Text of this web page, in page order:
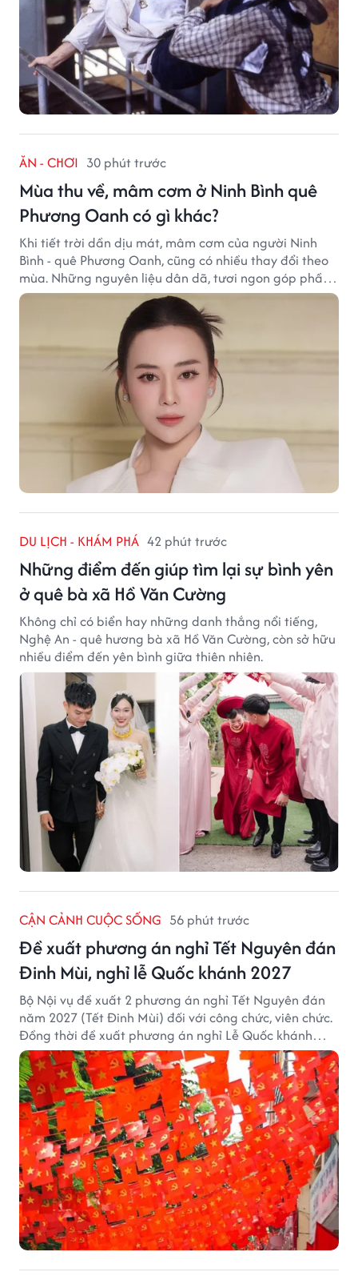
ĂN - CHƠI 30 phút trước
Mùa thu về, mâm cơm ở Ninh Bình quê
Phương Oanh có gì khác?
Khi tiết trời dần dịu mát, mâm cơm của người Ninh
Bình - quê Phương Oanh, cũng có nhiều thay đổi theo
mùa. Những nguyên liệu dân dã, tươi ngon góp phần
tạo nên hương vị bình dị nhưng đầy cuốn hút của vùng
DU LỊCH - KHÁM PHÁ 42 phút trước
Những điểm đến giúp tìm lại sự bình yên
ở quê bà xã Hồ Văn Cường
Không chỉ có biển hay những danh thắng nổi tiếng,
Nghệ An - quê hương bà xã Hồ Văn Cường, còn sở hữu
nhiều điểm đến yên bình giữa thiên nhiên.
CẬN CẢNH CUỘC SỐNG 56 phút trước
Đề xuất phương án nghỉ Tết Nguyên đán
Đinh Mùi, nghỉ lễ Quốc khánh 2027
Bộ Nội vụ đề xuất 2 phương án nghỉ Tết Nguyên đán
năm 2027 (Tết Đinh Mùi) đối với công chức, viên chức.
Đồng thời đề xuất phương án nghỉ Lễ Quốc khánh
năm 2027 với 4 ngày nghỉ liên tục.